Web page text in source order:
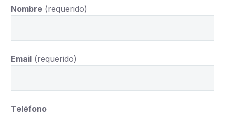
Nombre (requerido)
Email (requerido)
Teléfono